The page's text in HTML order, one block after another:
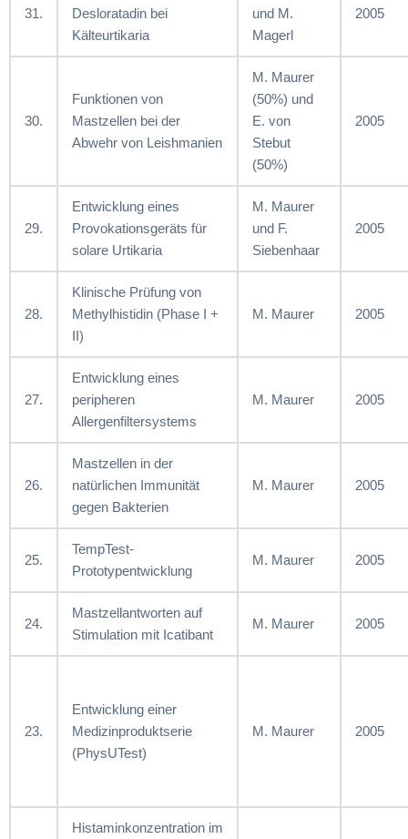
31.
Desloratadin bei
Kälteurtikaria
und M.
Magerl
2005
30.
Funktionen von
Mastzellen bei der
Abwehr von Leishmanien
M. Maurer
(50%) und
E. von
Stebut
(50%)
2005
29.
Entwicklung eines
Provokationsgeräts für
solare Urtikaria
M. Maurer
und F.
Siebenhaar
2005
28.
Klinische Prüfung von
Methylhistidin (Phase I +
II)
M. Maurer 2005
27.
Entwicklung eines
peripheren
Allergenfiltersystems
M. Maurer 2005
26.
Mastzellen in der
natürlichen Immunität
gegen Bakterien
M. Maurer 2005
25.
TempTest-
Prototypentwicklung
M. Maurer 2005
24.
Mastzellantworten auf
Stimulation mit Icatibant
M. Maurer 2005
23.
Entwicklung einer
Medizinproduktserie
(PhysUTest)
M. Maurer 2005
Histaminkonzentration im